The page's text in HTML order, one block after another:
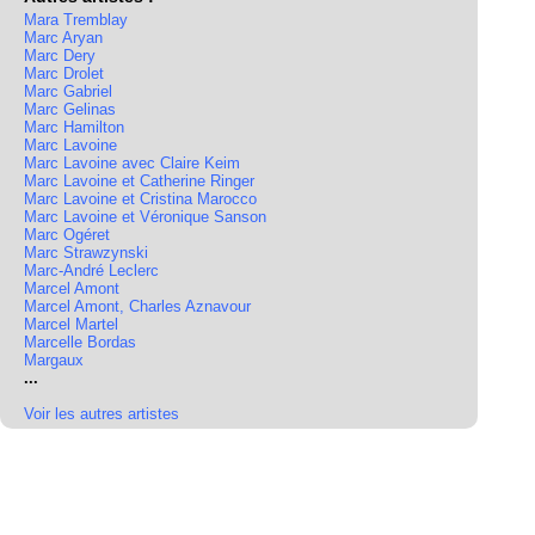
Mara Tremblay
Marc Aryan
Marc Dery
Marc Drolet
Marc Gabriel
Marc Gelinas
Marc Hamilton
Marc Lavoine
Marc Lavoine avec Claire Keim
Marc Lavoine et Catherine Ringer
Marc Lavoine et Cristina Marocco
Marc Lavoine et Véronique Sanson
Marc Ogéret
Marc Strawzynski
Marc-André Leclerc
Marcel Amont
Marcel Amont, Charles Aznavour
Marcel Martel
Marcelle Bordas
Margaux
...
Voir les autres artistes